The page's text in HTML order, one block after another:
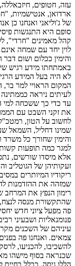
עזה, חטופים,
ארדואן, אנטישמיות,
של ג'וליאני ואנחנו כן
סופם היא התנגשות
קהל מאמינים "חרדי",
לוין יחד עם שמחה
והימין ככלום ושום
באמתחתו מידע רגיש
לא היה בעל המידע
המקום הראויי למר
לעיתים ניראה
עד כדי כך ששכחה למי
את זקני השבט עם
לחשוב על הטון,
שמינו דחליל, השמאל
והימין שחורך כל
למגר כמה תופעות
אלא מיסדו שורשים,
זעקותיהן של הגוטליב
ריקודיו המיותרים
שמזהה את ההזדמנות
רימון הנפץ את המרחב
שהתקשורת מנסה לנצח,
פה מפעל ציוני חדש
פנומנאליות ושבעיני
עיניהם של השכנים
צמאים. ואנחנו פה
להשכיבו, להכניעו,
שכנראה בסוף מישהו
הללו ניסה. ככלל בחיים